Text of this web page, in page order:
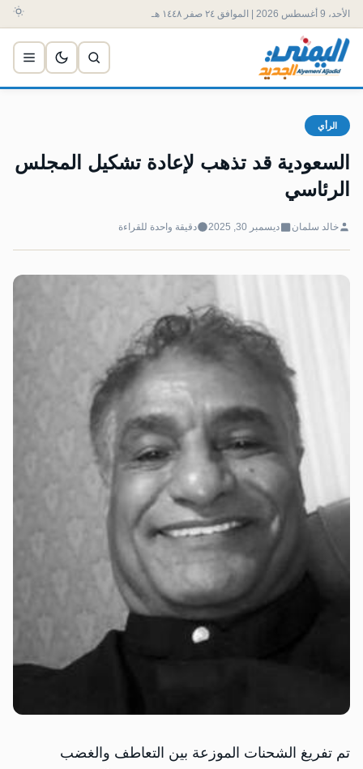
الأحد، 9 أغسطس 2026 | الموافق ٢٤ صفر ١٤٤٨ هـ
الرأي
السعودية قد تذهب لإعادة تشكيل المجلس
الرئاسي
خالد سلمان ديسمبر 30, 2025 دقيقة واحدة للقراءة
‏تم تفريغ الشحنات الموزعة بين التعاطف والغضب